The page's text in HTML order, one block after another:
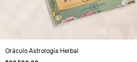
Oráculo Astrología Herbal